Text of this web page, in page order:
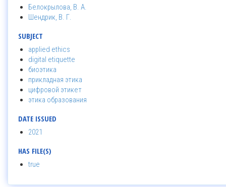
Белокрылова, В. А.
Шендрик, В. Г.
SUBJECT
applied ethics
digital etiquette
биоэтика
прикладная этика
цифровой этикет
этика образования
DATE ISSUED
2021
HAS FILE(S)
true